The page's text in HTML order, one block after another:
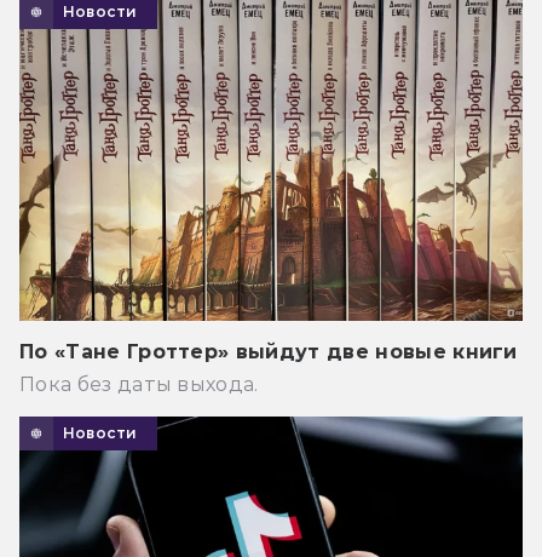
Новости
По «Тане Гроттер» выйдут две новые книги
Пока без даты выхода.
Новости